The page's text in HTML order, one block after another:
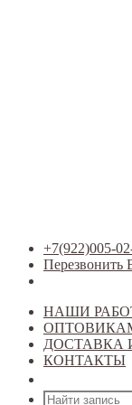
+7(922)005-
Перезвонить
НАШИ
ДОСТАВКА
КОНТАКТЫ